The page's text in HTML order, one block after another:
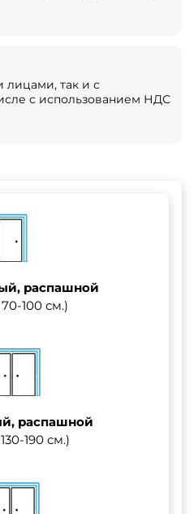
лицами, так и с
с использованием НДС
распашной
100 см.)
распашной
190 см.)